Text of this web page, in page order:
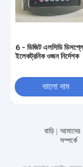
6 - ডিজিট এলসিডি ডিসপ্লে
ইলেকট্রনিক ওজন নির্দেশক
ভালো দাম
বাড়ি
আমাদের
সম্পর্কে